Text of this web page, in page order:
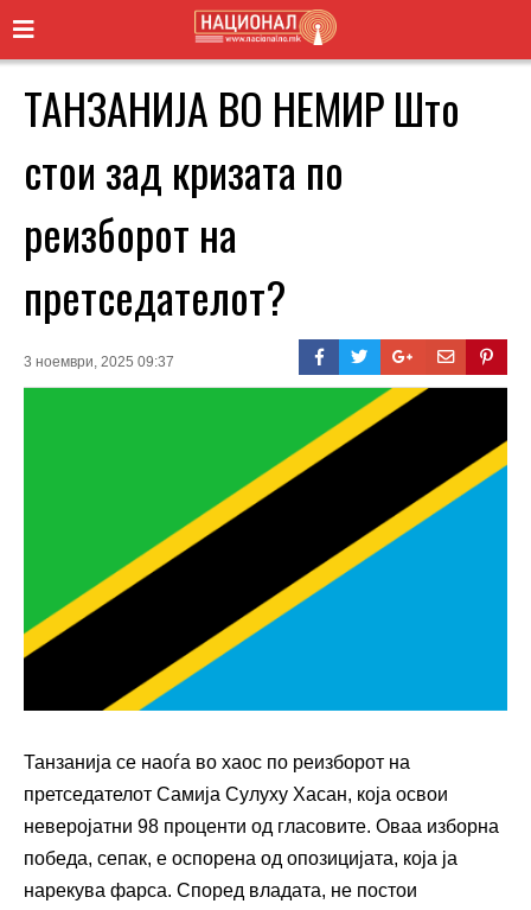
ТАНЗАНИЈА ВО НЕМИР Што
стои зад кризата по
реизборот на
претседателот?
3 ноември, 2025 09:37
Танзанија се наоѓа во хаос по реизборот на
претседателот Самија Сулуху Хасан, која освои
неверојатни 98 проценти од гласовите. Оваа изборна
победа, сепак, е оспорена од опозицијата, која ја
нарекува фарса. Според владата, не постои